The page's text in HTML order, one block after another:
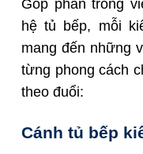
Góp phần trong
hệ tủ bếp, mỗi
mang đến những
từng phong cách
theo đuổi:
Cánh tủ bếp